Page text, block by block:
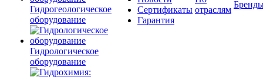
Гидрогеологическое
оборудование
Гидрологическое
оборудование
Сертификаты
Гарантия
отраслям